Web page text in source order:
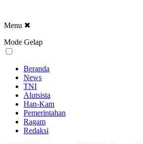
Menu ✖
Mode Gelap
Beranda
News
TNI
Alutsista
Han-Kam
Pemerintahan
Ragam
Redaksi